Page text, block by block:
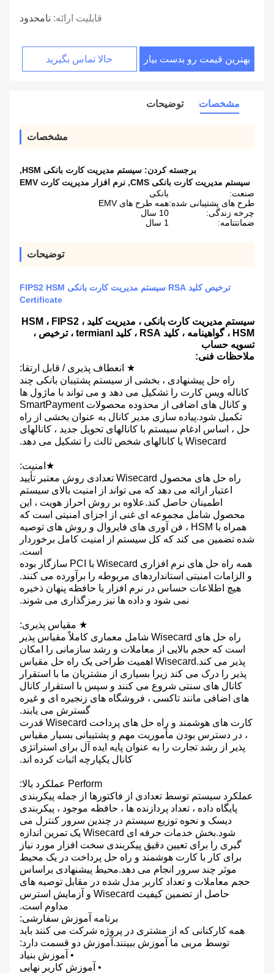
قابلیت ارائه: نامحدود
بهترین قیمت رو بدست بیار حالا تماس بگیرید
مشخصات توضیحات
مشخصات
برجسته کردن: سیستم مدیریت کارت بانکی HSM
,
سیستم مدیریت کارت بانکی CMS
, نرم افزار مدیریت کارت EMV
صنعت:
بانکی
طرح های پشتیبانی شده:همه طرح های EMV
چرخه زندگی:
10 سال
ضمانتنامه:
1 سال
توضیحات
ترخیص کلید RSA سیستم مدیریت کارت بانکی FIPS2 HSM
Certificate
سیستم مدیریت کارت بانکی ، مدیریت کلید ، HSM ، FIPS2
HSM ، گواهینامه ، کلید RSA ، کلید termianl ، ترخیص ،
تسویه حساب
ملاحظات فنی:
★ انعطاف پذیری / قابل ارتقا:
راه حل پیشنهادی ، بخشی از سیستم پشتیبان بانکی چند
کاناله ویس کارت را تشکیل می دهد و می تواند با ماژول ها
و کانال های اضافی از محدوده محصولات SmartPayment
تکمیل شود.پیاده سازی مدیر کانال به عنوان بخشی از راه
حل ، اساس ادغام سیستم با کانالهای تحویل جدید ، کانالهای
Wisecard یا کانالهای شخص ثالث را تشکیل می دهد.
★ امنیت:
راه حل های محصول Wisecard تعدادی روش معتبر تأیید
اعتبار ارائه می دهد که می تواند از امنیت بالای سیستم
اطمینان حاصل کند.علاوه بر روش احراز هویت ، این
محصول شامل مجموعه ای غنی از اجزای امنیتی است که
همراه با HSM ، فن آوری های فایروال و روش های توصیه
شده تضمین می کند که کل سیستم از امنیت کامل برخوردار
است.
همه راه حل های نرم افزاری Wisecard با PCI سازگار بوده
و الزامات امنیتی استانداردهای مربوطه را برآورده می کنند.
هیچ اطلاعات حساس در نرم افزار یا حافظه پنهان ذخیره
نمی شود و داده ها نیز رمزگذاری می شوند.
★ مقیاس پذیری:
راه حل های Wisecard شامل معماری کاملاً مقیاس پذیر
است که حجم بالایی از معاملات و رشد سازمانی را امکان
پذیر می کند.Wisecard اهمیت طراحی یک راه حل مقیاس
پذیر را درک می کند زیرا بسیاری از مشتریان ما با استقرار
کانال های سنتی شروع می کنند و سپس با استقرار کانال
های اضافی مانند تاکسی ، فروشگاه های زنجیره ای و غیره
گسترش می یابند.
کارت های هوشمند و راه حل های پرداخت Wisecard قدرت
، در دسترس بودن مأموریت مهم و پشتیبانی بسیار مقیاس
پذیر از رشد تجارت را به عنوان پایه ایده آل برای استراتژی
کانال یکپارچه اثبات کرده اند.
Perform عملکرد بالا:
عملکرد سیستم توسط تعدادی از فاکتورها از جمله پیکربندی
پایگاه داده ، تعداد پردازنده ها ، حافظه موجود ، پیکربندی
دیسک و نحوه توزیع سیستم در چندین سرور کنترل می
شود.بخش خدمات حرفه ای Wisecard یک تمرین اندازه
گیری را برای تعیین دقیق پیکربندی سخت افزار مورد نیاز
برای کار با کارت هوشمند و راه حل پرداخت در یک محیط
موثر چند سرور انجام می دهد.محیط پیشنهادی براساس
حجم معاملات و تعداد کاربر مدل شده در مقابل توصیه های
حاصل از تضمین کیفیت Wisecard و آزمایش استرس
مداوم است.
برنامه آموزش سفارشی:
همه کارکنانی که از مشتری در پروژه شرکت می کنند باید
توسط مربی ما آموزش ببینند.آموزش دو قسمت دارد:
• آموزش بنیاد
• آموزش کاربر نهایی